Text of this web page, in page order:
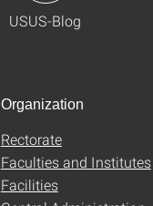
USUS-Blog
Organization
Rectorate
Faculties and Institutes
Facilities